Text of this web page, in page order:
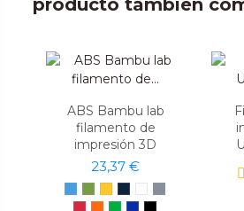
producto también
ABS Bambu lab
filamento de
impresión 3D
23,37 €